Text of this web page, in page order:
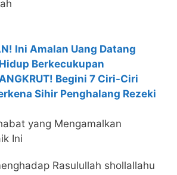
Ini Amalan Uang Datang
Berkecukupan
Begini 7 Ciri-Ciri
Sihir Penghalang Rezeki
yang Mengamalkan
Ini
Rasulullah shollallahu